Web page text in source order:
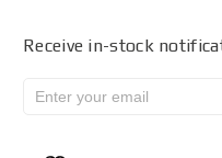
Receive in-stock